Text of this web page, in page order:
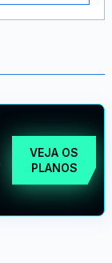
VEJA OS
PLANOS